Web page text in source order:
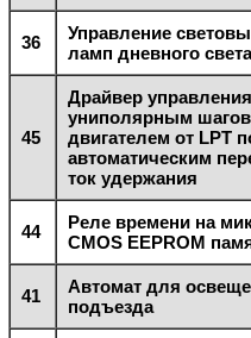
36
Управление
ламп дневного
45
Драйвер
униполярным
двигателем от LPT
автоматическим
ток удержания
44
Реле времени на
CMOS EEPROM
41
Автомат для
подъезда